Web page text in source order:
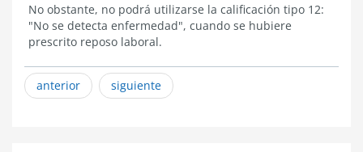
No obstante, no podrá utilizarse la calificación tipo 12:
"No se detecta enfermedad", cuando se hubiere
prescrito reposo laboral.
anterior siguiente